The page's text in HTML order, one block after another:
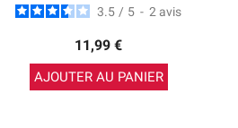
3.5 / 5 - 2 avis
11,99 €
AJOUTER AU PANIER